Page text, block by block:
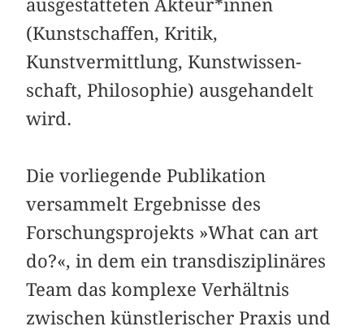
ausgestatteten Akteur*in­nen
(Kunstschaffen, Kritik,
Kunstvermittlung, Kunstwissen­
schaft, Philosophie) ausgehandelt
wird.
Die vorliegende Publikation
versammelt Ergebnisse des
Forschungsprojekts »What can art
do?«, in dem ein trans­disziplinäres
Team das komplexe Verhältnis
zwischen künstlerischer Praxis und